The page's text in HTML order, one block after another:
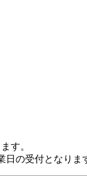
す。
の受付となりま